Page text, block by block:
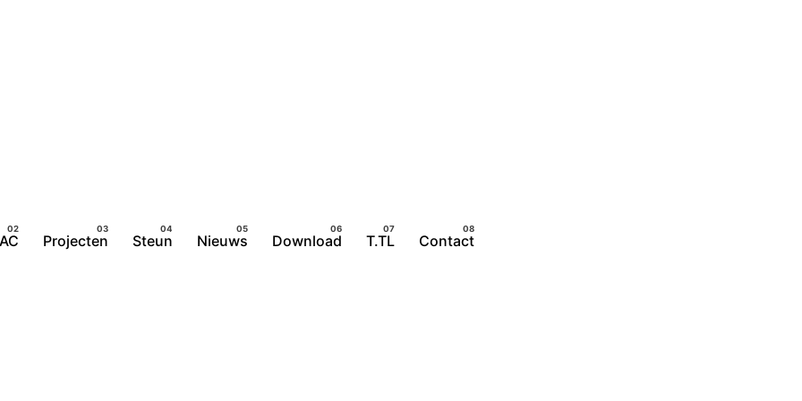
Projecten Steun Nieuws Download T.TL Contact